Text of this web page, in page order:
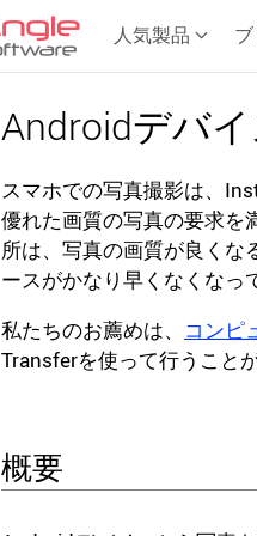
人気製品
Androidデバ
スマホでの写真撮影は、
優れた画質の写真の要求を
所は、写真の画質が良くな
ースがかなり早くなくなっ
私たちのお薦めは、 コンピ
Transferを使って行うこと
概要